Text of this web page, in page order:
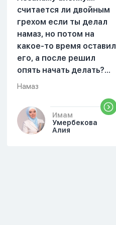
считается ли двойным
грехом если ты делал
намаз, но потом на
какое-то время оставил
его, а после решил
опять начать делать?
можете объяснить
Намаз
Имам
Умербекова
Алия